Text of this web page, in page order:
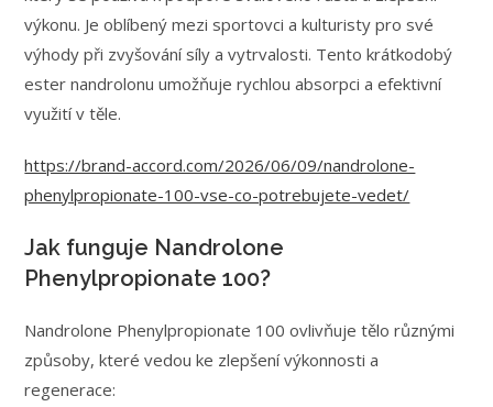
výkonu. Je oblíbený mezi sportovci a kulturisty pro své
výhody při zvyšování síly a vytrvalosti. Tento krátkodobý
ester nandrolonu umožňuje rychlou absorpci a efektivní
využití v těle.
https://brand-accord.com/2026/06/09/nandrolone-
phenylpropionate-100-vse-co-potrebujete-vedet/
Jak funguje Nandrolone
Phenylpropionate 100?
Nandrolone Phenylpropionate 100 ovlivňuje tělo různými
způsoby, které vedou ke zlepšení výkonnosti a
regenerace: